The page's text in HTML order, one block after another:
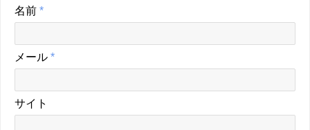
名前 *
メール *
サイト